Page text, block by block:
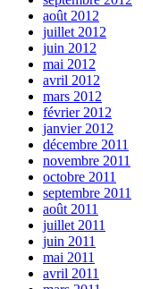
août 2012
juillet 2012
juin 2012
mai 2012
avril 2012
mars 2012
février 2012
janvier 2012
décembre 2011
novembre 2011
octobre 2011
septembre 2011
août 2011
juillet 2011
juin 2011
mai 2011
avril 2011